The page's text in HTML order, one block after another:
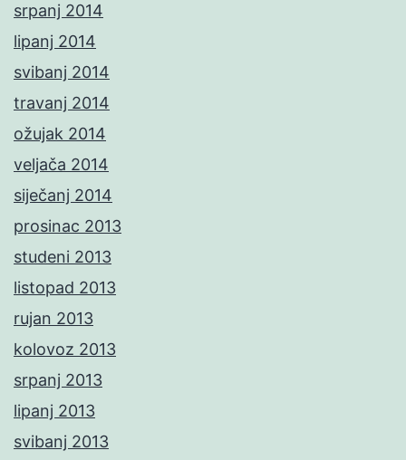
srpanj 2014
lipanj 2014
svibanj 2014
travanj 2014
ožujak 2014
veljača 2014
siječanj 2014
prosinac 2013
studeni 2013
listopad 2013
rujan 2013
kolovoz 2013
srpanj 2013
lipanj 2013
svibanj 2013